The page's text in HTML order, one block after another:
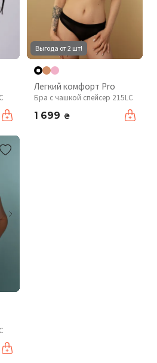
Выгода от 2 шт!
Легкий комфорт Pro
Бра с чашкой спейсер 215LC
1 699 ₴